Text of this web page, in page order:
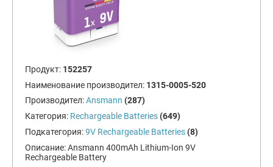
Продукт: 152257
Наименование производител: 1315-0005-520
Производител:Ansmann (287)
Категория: Rechargeable Batteries (649)
Подкатегория:9V Rechargeable Batteries (8)
Описание:Ansmann 400mAh Lithium-Ion 9V
Rechargeable Battery